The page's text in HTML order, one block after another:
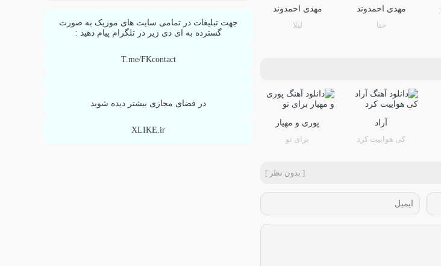
مهدی احمدوند
حنا
مهدی احمدوند
لیلا
آراد
کی هواییت کرد
پوری و مهیار
برای تو
[ بدون نظر ]
جهت تبلیغات در تمامی سایت های موزیک به صورت
گسترده به ای دی زیر در تلگرام پیام دهید :
T.me/FKcontact
در فضای مجازی بیشتر دیده شوید
XLIKE.ir